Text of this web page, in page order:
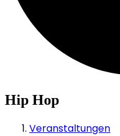
Hip Hop
Veranstaltungen